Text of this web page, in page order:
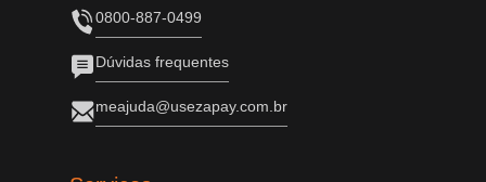
0800-887-0499
Dúvidas frequentes
meajuda@usezapay.com.br